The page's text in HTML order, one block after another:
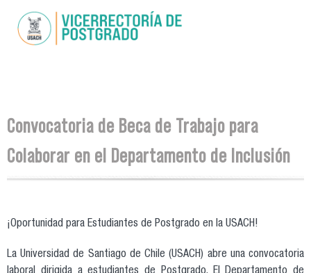
contenido
Se encuentra usted aquí
Convocatoria de Beca de Trabajo para
Colaborar en el Departamento de Inclusión
¡Oportunidad para Estudiantes de Postgrado en la USACH!
La Universidad de Santiago de Chile (USACH) abre una convocatoria